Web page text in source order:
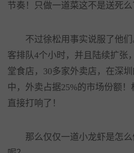
节奏！只做一道菜这不是送死么
不过徐松用事实说服了他们
客排队4个小时，并且陆续扩张
堂食店，30多家外卖店，在深
中，外卖占据25%的市场份额！
直接打响了！
那么仅仅一道小龙虾是怎么